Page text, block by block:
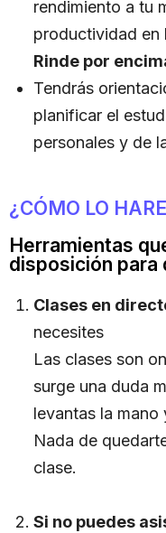
rendimiento a tu
productividad en
Rinde por
Tendrás
planificar el
personales y de
¿CÓMO LO
Herramientas
disposición para
Clases en
necesites
Las clases son
surge una duda
levantas la mano
Nada de
clase.
Si no puedes